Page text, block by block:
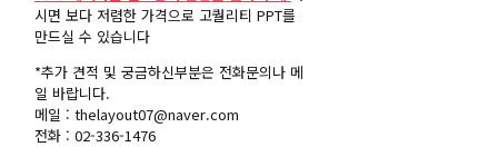
시면 보다 저렴한 가격으로 고퀄리티 PPT를
만드실 수 있습니다
*추가 견적 및 궁금하신부분은 전화문의나 메
일 바랍니다.
메일 : thelayout07@naver.com
전화 : 02-336-1476